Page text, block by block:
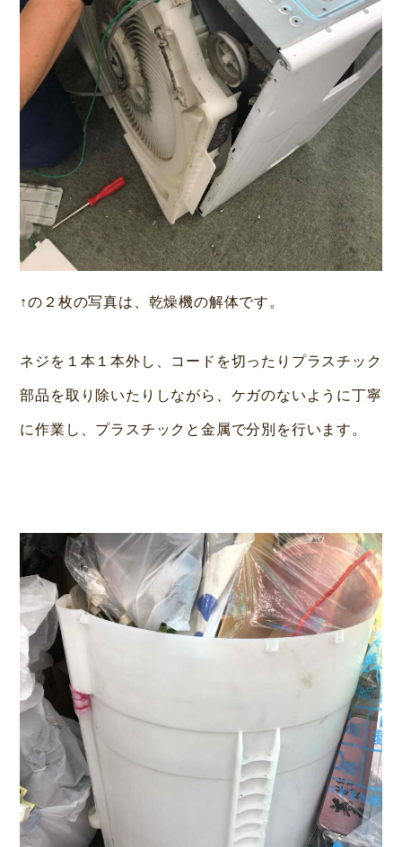
↑の２枚の写真は、乾燥機の解体です。
ネジを１本１本外し、コードを切ったりプラスチック
部品を取り除いたりしながら、ケガのないように丁寧
に作業し、プラスチックと金属で分別を行います。